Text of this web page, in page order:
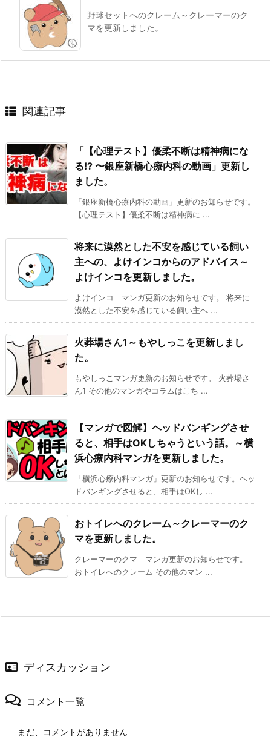
野球セットへのクレーム～クレーマーのク
マを更新しました。
関連記事
「【心理テスト】優柔不断は精神病にな
る!? 〜銀座新橋心療内科の動画」更新し
ました。
「銀座新橋心療内科の動画」更新のお知らせです。
【心理テスト】優柔不断は精神病に ...
将来に漠然とした不安を感じている飼い
主への、よけインコからのアドバイス～
よけインコを更新しました。
よけインコ マンガ更新のお知らせです。 将来に
漠然とした不安を感じている飼い主へ ...
火葬場さん1～もやしっこを更新しまし
た。
もやしっこマンガ更新のお知らせです。 火葬場さ
ん1 その他のマンガやコラムはこち ...
【マンガで図解】ヘッドバンギングさせ
ると、相手はOKしちゃうという話。～横
浜心療内科マンガを更新しました。
「横浜心療内科マンガ」更新のお知らせです。ヘッ
ドバンギングさせると、相手はOKし ...
おトイレへのクレーム～クレーマーのク
マを更新しました。
クレーマーのクマ マンガ更新のお知らせです。
おトイレへのクレーム その他のマン ...
ディスカッション
コメント一覧
まだ、コメントがありません